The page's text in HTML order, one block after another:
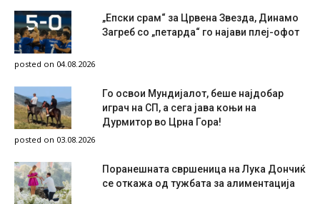
„Епски срам“ за Црвена Звезда, Динамо
Загреб со „петарда“ го најави плеј-офот
posted on 04.08.2026
Го освои Мундијалот, беше најдобар
играч на СП, а сега јава коњи на
Дурмитор во Црна Гора!
posted on 03.08.2026
Поранешната свршеница на Лука Дончиќ
се откажа од тужбата за алиментација